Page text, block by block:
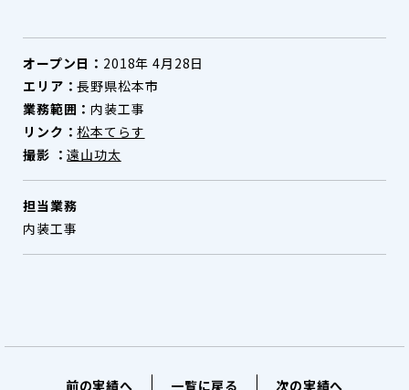
オープン日： 2018年 4月28日
エリア：長野県松本市
業務範囲： 内装工事
リンク：松本てらす
撮影 ：遠山功太
担当業務
内装工事
前の実績へ 一覧に戻る 次の実績へ